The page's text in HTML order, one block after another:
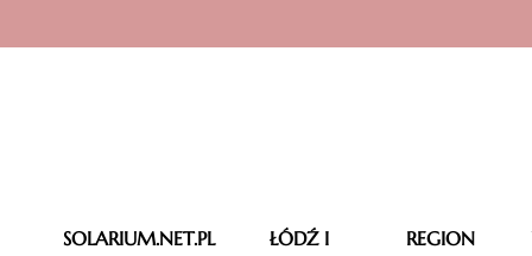
SOLARIUM.NET.PL
ŁÓDŹ I
REGION